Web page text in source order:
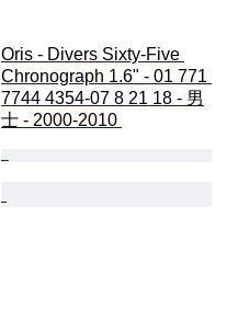
Oris - Divers Sixty-Five
Chronograph 1.6" - 01 771
7744 4354-07 8 21 18 - 男
士 - 2000-2010